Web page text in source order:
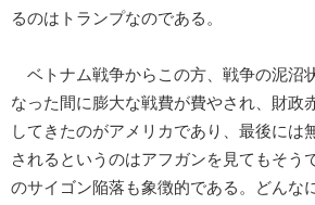
るのはトランプなのである。
ベトナム戦争からこの方、戦争の泥沼
なった間に膨大な戦費が費やされ、財政
してきたのがアメリカであり、最後には
されるというのはアフガンを見てもそう
のサイゴン陥落も象徴的である。どんな